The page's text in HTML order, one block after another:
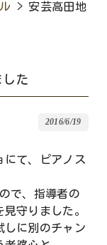
> 安芸高田地
た
2016/6/19
にて、ピアノス
で、指導者の
守りました。
しに別のチャン